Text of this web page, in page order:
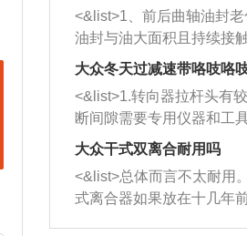
西取出来。但如果是因为
的堵塞，就需要将三元催
洗剂对堵塞的情况得到解
放在燃油箱中，与燃油混
动时，就可以和汽油一起
室，最后形成废气排出，
催化器得到清洗，排气管
能够得到解决。
一圈半的练习，往右同样
圈数。 <&list>3、最后强
习，这样就可以形成肌肉
驾驶车辆时，不需要记忆
向。
<&list>1、前后曲轴油封
油封与油大面积且持续接
和发动机内持续温度变化
逐渐减弱，导致渗油或漏
活塞间隙过大：积碳会使
的间隙扩大，导致机油流
造成烧机油。<&list>3、机
机油粘度过小的话，同样
象，机油粘度过小具有很
大众冬天过减速带咯吱咯
<&list>1.转向器拉杆头有
断间隙需要专用仪器和工
无法制作，需要将车辆送
店；<&list>2.车辆半轴套
裂，破裂后会出现漏油现
损严重，磨损的半轴容易
响；<&list>3.稳定器的转
大众干式双离合耐用吗
<&list>总体而言不太耐用
式离合器如果放在十几年